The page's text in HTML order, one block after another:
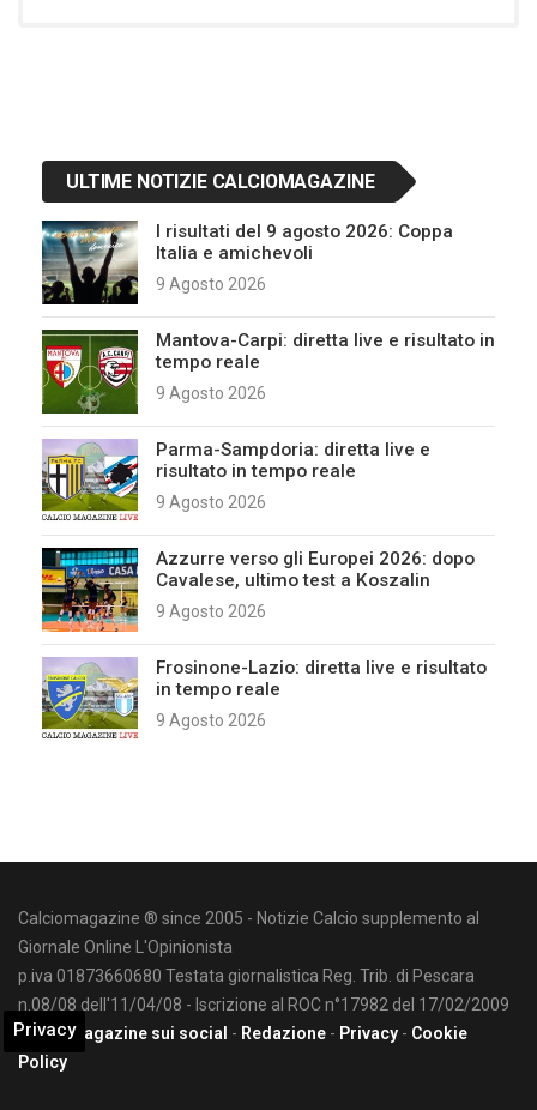
ULTIME NOTIZIE CALCIOMAGAZINE
I risultati del 9 agosto 2026: Coppa
Italia e amichevoli
9 Agosto 2026
Mantova-Carpi: diretta live e risultato in
tempo reale
9 Agosto 2026
Parma-Sampdoria: diretta live e
risultato in tempo reale
9 Agosto 2026
Azzurre verso gli Europei 2026: dopo
Cavalese, ultimo test a Koszalin
9 Agosto 2026
Frosinone-Lazio: diretta live e risultato
in tempo reale
9 Agosto 2026
Calciomagazine ® since 2005 - Notizie Calcio supplemento al
Giornale Online L'Opinionista
p.iva 01873660680 Testata giornalistica Reg. Trib. di Pescara
n.08/08 dell'11/04/08 - Iscrizione al ROC n°17982 del 17/02/2009
Calciomagazine sui social - Redazione - Privacy - Cookie
Policy
Privacy